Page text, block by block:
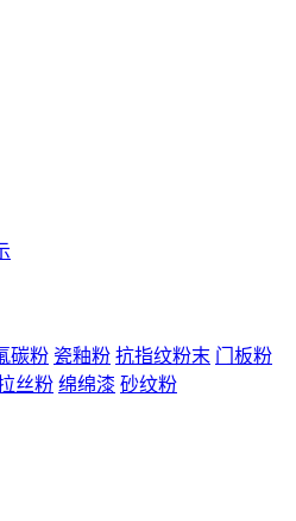
碳粉 瓷釉粉 抗指纹粉末 门板粉
丝粉 绵绵漆 砂纹粉